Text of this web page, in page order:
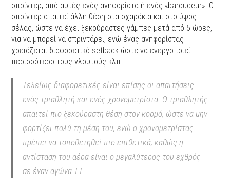
σπρίντερ, από αυτές ενός ανηφορίστα ή ενός «baroudeur». Ο
σπρίντερ απαιτεί άλλη θέση στα σχαράκια και στο ύψος
σέλας, ώστε να έχει ξεκούραστες γάμπες μετά από 5 ώρες,
για να μπορεί να σπριντάρει, ενώ ένας ανηφορίστας
χρειάζεται διαφορετικό setback ώστε να ενεργοποιεί
περισσότερο τους γλουτούς κλπ.
Τελείως διαφορετικές είναι επίσης οι απαιτήσεις
ενός τριαθλητή και ενός χρονομετρίστα. Ο τριαθλητής
απαιτεί πιο ξεκούραστη θέση στον κορμό, ώστε να μην
φορτίζει πολύ τη μέση του, ενώ ο χρονομετρίστας
πρέπει να τοποθετηθεί πιο επιθετικά, καθώς η
αντίσταση του αέρα είναι ο μεγαλύτερος του εχθρός
σε έναν αγώνα TT.